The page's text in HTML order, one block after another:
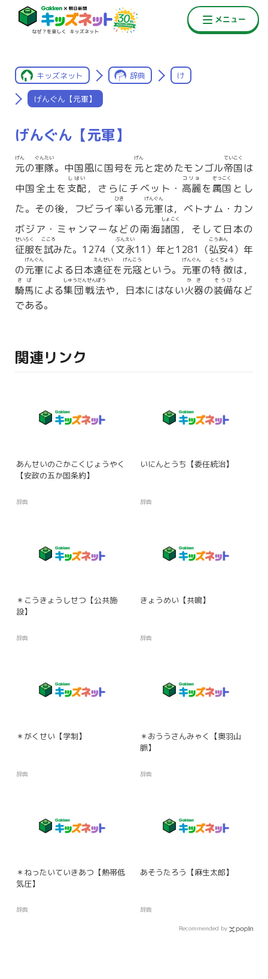
キッズネット 辞典 け
げんぐん【元軍】
げんぐん【元軍】
元
げん
の軍隊
ぐんたい
。中国風に国号を 元
げん
と定めたモンゴル帝国
ていこく
は
中国全土を 支配
しはい
，さらにチベット・ 高麗
コリョ
を属国
ぞっこく
とし
た。その後，フビライ率
ひき
いる元軍
げんぐん
は，ベトナム・カン
ボジア・ミャンマーなどの南海諸国
しょこく
，そして日本の
征服
せいふく
を試
こころ
みた。1274（文永
ぶんえい
11）年と1281（弘安
こうあん
4）年
の元軍
げんぐん
による日本遠征
えんせい
を元寇
げんこう
という。 元軍
げんぐん
の特徴
とくちょう
は，
騎馬
きば
による集団戦法
しゅうだんせんぽう
や，日本にはない火器
かき
の装備
そうび
など
である。
関連リンク
あんせいのごかこくじょうやく
【安政の五か国条約】
辞典
いにんとうち【委任統治】
辞典
＊こうきょうしせつ【公共施
設】
辞典
きょうめい【共鳴】
辞典
＊がくせい【学制】
辞典
＊おううさんみゃく【奥羽山
脈】
辞典
＊ねったいていきあつ【熱帯低
気圧】
辞典
あそうたろう【麻生太郎】
辞典
Recommended by